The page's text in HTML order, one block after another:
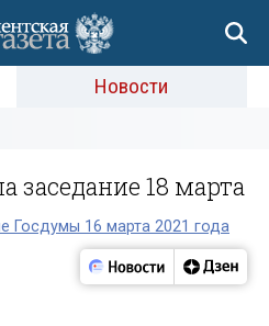
Новости
заседание 18 марта
Госдумы 16 марта 2021 года